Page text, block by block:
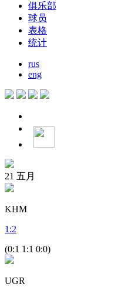
俱乐部
球员
表格
统计
rus
eng
21 五月
KHM
1 :2
(0:1 1:1 0:0)
UGR